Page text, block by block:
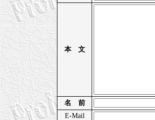
本 文
名 前
E-Mail